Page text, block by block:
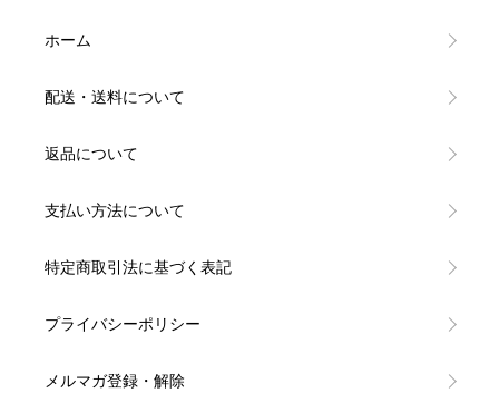
ホーム
配送・送料について
返品について
支払い方法について
特定商取引法に基づく表記
プライバシーポリシー
メルマガ登録・解除